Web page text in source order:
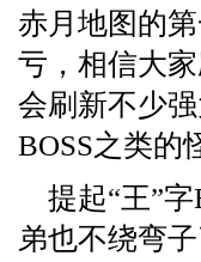
赤月地图的
亏，相信大
会刷新不少
BOSS之类的
提起“王”
弟也不绕弯